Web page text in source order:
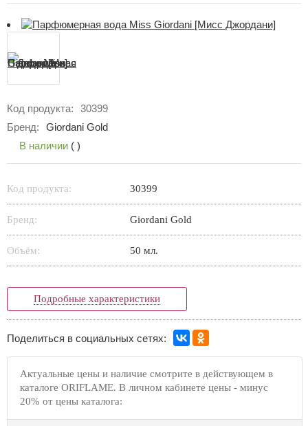
Код продукта:
30399
Бренд:
Giordani Gold
В наличии ( )
Код продукта: 30399
Бренд: Giordani Gold
Объём: 50 мл.
Подробные характеристики
Поделиться в социальных сетях:
Актуальные цены и наличие смотрите в действующем в
каталоге ORIFLAME. В личном кабинете цены - минус
20% от цены каталога: